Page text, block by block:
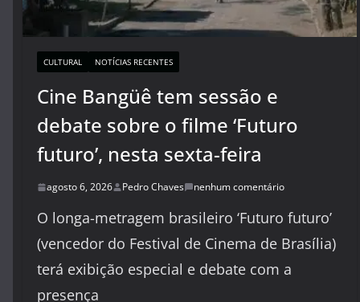
CULTURAL NOTÍCIAS RECENTES
Cine Bangüê tem sessão e
debate sobre o filme ‘Futuro
futuro’, nesta sexta-feira
agosto 6, 2026 Pedro Chaves nenhum comentário
O longa-metragem brasileiro ‘Futuro futuro’
(vencedor do Festival de Cinema de Brasília)
terá exibição especial e debate com a
presença